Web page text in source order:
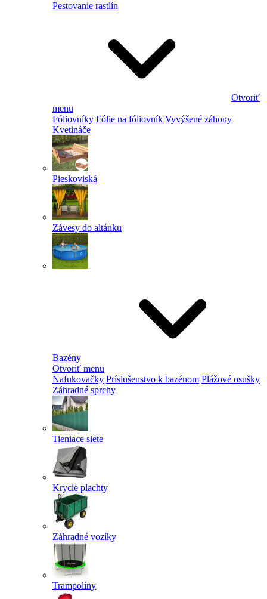
Pestovanie rastlín
Otvoriť
menu
Fóliovníky Fólie na fóliovník Vyvýšené záhony
Kvetináče
Pieskoviská
Závesy do altánku
Bazény
Otvoriť menu
Nafukovačky Príslušenstvo k bazénom Plážové osušky
Záhradné sprchy
Tieniace siete
Krycie plachty
Záhradné vozíky
Trampolíny